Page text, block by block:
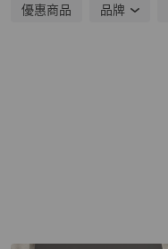
優惠商品 品牌